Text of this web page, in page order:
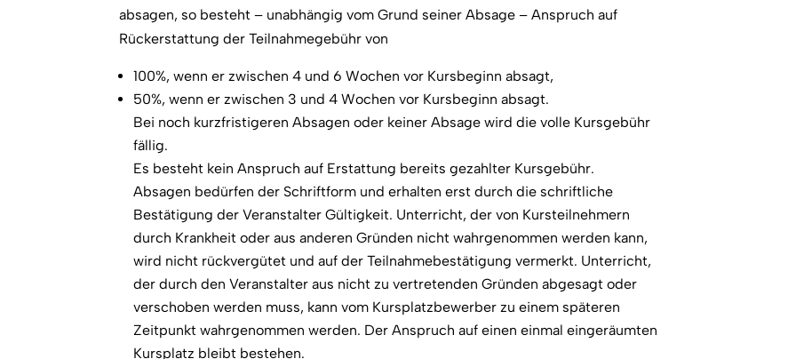
absagen, so besteht – unabhängig vom Grund seiner Absage – Anspruch auf
Rückerstattung der Teilnahmegebühr von
100%, wenn er zwischen 4 und 6 Wochen vor Kursbeginn absagt,
50%, wenn er zwischen 3 und 4 Wochen vor Kursbeginn absagt.
Bei noch kurzfristigeren Absagen oder keiner Absage wird die volle Kursgebühr
fällig.
Es besteht kein Anspruch auf Erstattung bereits gezahlter Kursgebühr.
Absagen bedürfen der Schriftform und erhalten erst durch die schriftliche
Bestätigung der Veranstalter Gültigkeit. Unterricht, der von Kursteilnehmern
durch Krankheit oder aus anderen Gründen nicht wahrgenommen werden kann,
wird nicht rückvergütet und auf der Teilnahmebestätigung vermerkt. Unterricht,
der durch den Veranstalter aus nicht zu vertretenden Gründen abgesagt oder
verschoben werden muss, kann vom Kursplatzbewerber zu einem späteren
Zeitpunkt wahrgenommen werden. Der Anspruch auf einen einmal eingeräumten
Kursplatz bleibt bestehen.